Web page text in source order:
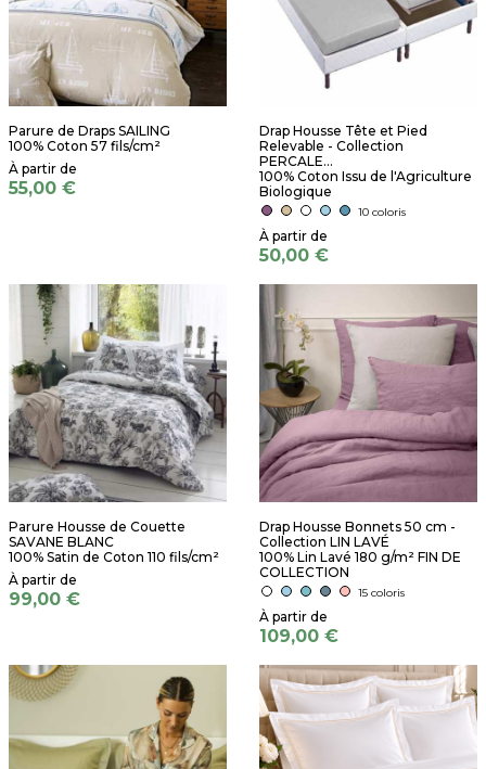
Parure de Draps SAILING
100% Coton 57 fils/cm²
55,00 €
Drap Housse Tête et Pied
Relevable - Collection
PERCALE...
100% Coton Issu de l'Agriculture
Biologique
10 coloris
50,00 €
Parure Housse de Couette
SAVANE BLANC
100% Satin de Coton 110 fils/cm²
99,00 €
Drap Housse Bonnets 50 cm -
Collection LIN LAVÉ
100% Lin Lavé 180 g/m² FIN DE
COLLECTION
15 coloris
109,00 €